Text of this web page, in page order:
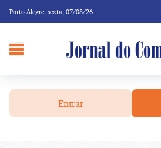
Porto Alegre, sexta, 07/08/26
Entrar